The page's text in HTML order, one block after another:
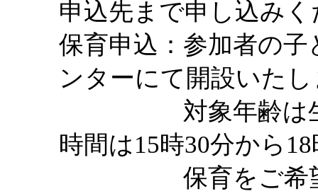
申込先まで申し込み
保育申込：参加者の
ンターにて開設いた
対象年齢は生後3
時間は15時30分から
保育をご希望の